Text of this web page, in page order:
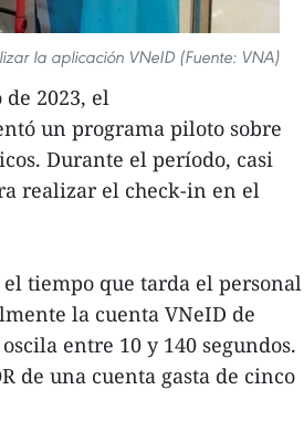
la aplicación VNeID (Fuente: VNA)
2023, el
un programa piloto sobre
Durante el período, casi
realizar el check-in en el
tiempo que tarda el personal
la cuenta VNeID de
entre 10 y 140 segundos.
de una cuenta gasta de cinco